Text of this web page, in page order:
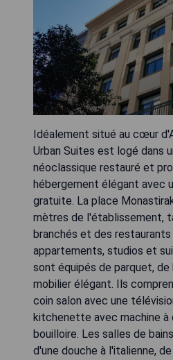
Idéalement situé au cœur
Urban Suites est logé dans
néoclassique restauré et
hébergement élégant avec
gratuite. La place
mètres de l'établissement,
branchés et des
appartements, studios et
sont équipés de parquet,
mobilier élégant. Ils
coin salon avec une
kitchenette avec machine
bouilloire. Les salles de
d'une douche à l'italienne,